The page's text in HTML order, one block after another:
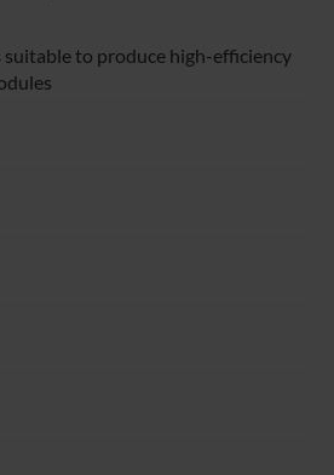
to produce high-efficiency